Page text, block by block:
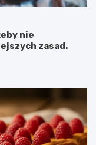
nie
zasad.